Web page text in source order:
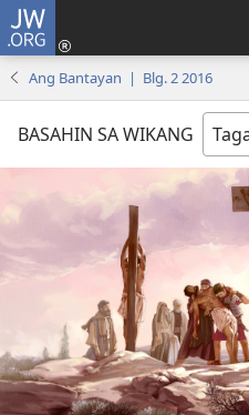
JW.ORG
Ang Bantayan | Blg. 2 2016
BASAHIN SA WIKANG